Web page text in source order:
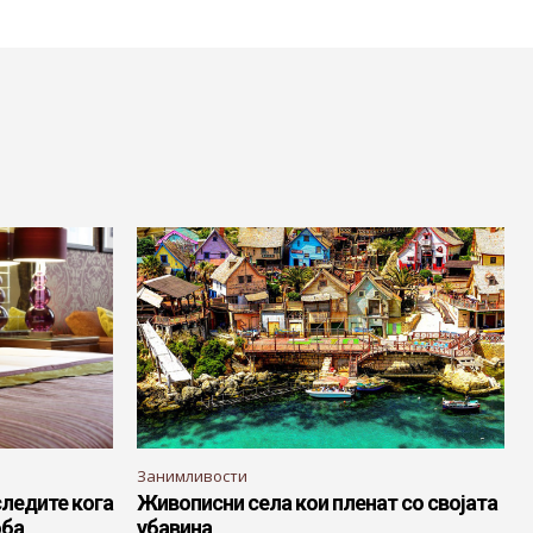
кога
Занимливости
Живописни села кои пленат со својата
убавина